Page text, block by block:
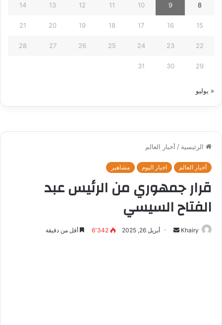
8
9
10
11
12
13
14
15
16
17
18
19
20
21
22
23
24
25
26
27
28
29
30
31
« يوليو